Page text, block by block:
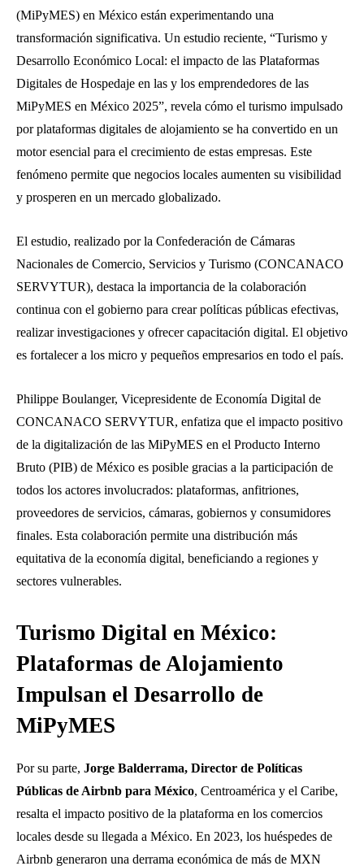
(MiPyMES) en México están experimentando una
transformación significativa. Un estudio reciente, “Turismo y
Desarrollo Económico Local: el impacto de las Plataformas
Digitales de Hospedaje en las y los emprendedores de las
MiPyMES en México 2025”, revela cómo el turismo impulsado
por plataformas digitales de alojamiento se ha convertido en un
motor esencial para el crecimiento de estas empresas. Este
fenómeno permite que negocios locales aumenten su visibilidad
y prosperen en un mercado globalizado.
El estudio, realizado por la Confederación de Cámaras
Nacionales de Comercio, Servicios y Turismo (CONCANACO
SERVYTUR), destaca la importancia de la colaboración
continua con el gobierno para crear políticas públicas efectivas,
realizar investigaciones y ofrecer capacitación digital. El objetivo
es fortalecer a los micro y pequeños empresarios en todo el país.
Philippe Boulanger, Vicepresidente de Economía Digital de
CONCANACO SERVYTUR, enfatiza que el impacto positivo
de la digitalización de las MiPyMES en el Producto Interno
Bruto (PIB) de México es posible gracias a la participación de
todos los actores involucrados: plataformas, anfitriones,
proveedores de servicios, cámaras, gobiernos y consumidores
finales. Esta colaboración permite una distribución más
equitativa de la economía digital, beneficiando a regiones y
sectores vulnerables.
Turismo Digital en México:
Plataformas de Alojamiento
Impulsan el Desarrollo de
MiPyMES
Por su parte, Jorge Balderrama, Director de Políticas
Públicas de Airbnb para México, Centroamérica y el Caribe,
resalta el impacto positivo de la plataforma en los comercios
locales desde su llegada a México. En 2023, los huéspedes de
Airbnb generaron una derrama económica de más de MXN